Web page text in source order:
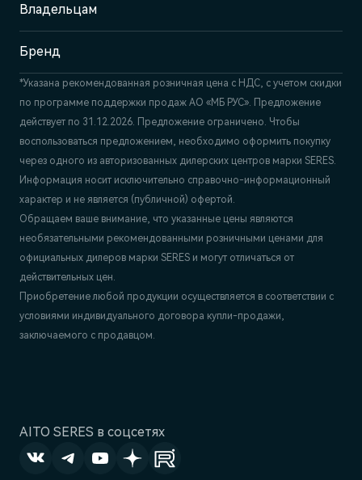
AITO SERES в соцсетях
Владельцам
Бренд
*Указана рекомендованная розничная цена c НДС, с учетом скидки
по программе поддержки продаж АО «МБ РУС». Предложение
действует по 31.12.2026. Предложение ограничено. Чтобы
воспользоваться предложением, необходимо оформить покупку
через одного из авторизованных дилерских центров марки SERES.
Информация носит исключительно справочно-информационный
характер и не является (публичной) офертой.
Обращаем ваше внимание, что указанные цены являются
необязательными рекомендованными розничными ценами для
официальных дилеров марки SERES и могут отличаться от
действительных цен.
Приобретение любой продукции осуществляется в соответствии с
условиями индивидуального договора купли-продажи,
заключаемого с продавцом.